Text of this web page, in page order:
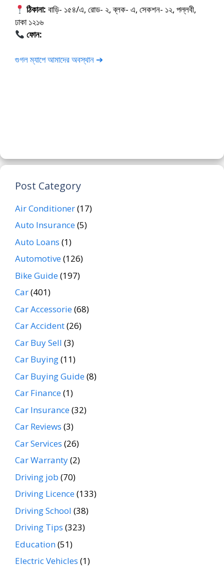
ঠিকানা: বাড়ি- ১৫৪/এ, রোড- ২, ব্লক- এ, সেকশন- ১২, পল্লবী,
ঢাকা ১২১৬
ফোন:
গুগল ম্যাপে আমাদের অবস্থান ➔
Post Category
Air Conditioner(17)
Auto Insurance(5)
Auto Loans (1)
Automotive(126)
Bike Guide(197)
Car(401)
Car Accessorie(68)
Car Accident(26)
Car Buy Sell (3)
Car Buying(11)
Car Buying Guide(8)
Car Finance(1)
Car Insurance(32)
Car Reviews (3)
Car Services (26)
Car Warranty(2)
Driving job (70)
Driving Licence(133)
Driving School (38)
Driving Tips (323)
Education(51)
Electric Vehicles (1)